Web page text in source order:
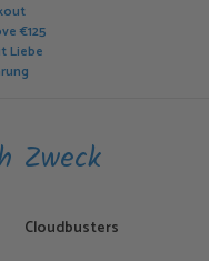
€125
Liebe
Zweck
Cloudbusters